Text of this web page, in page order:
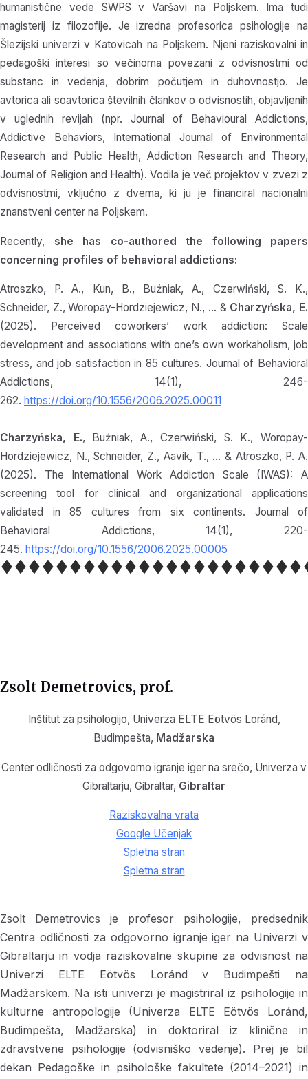
humanistične vede SWPS v Varšavi na Poljskem. Ima tudi
magisterij iz filozofije. Je izredna profesorica psihologije na
Šlezijski univerzi v Katovicah na Poljskem. Njeni raziskovalni in
pedagoški interesi so večinoma povezani z odvisnostmi od
substanc in vedenja, dobrim počutjem in duhovnostjo. Je
avtorica ali soavtorica številnih člankov o odvisnostih, objavljenih
v uglednih revijah (npr. Journal of Behavioural Addictions,
Addictive Behaviors, International Journal of Environmental
Research and Public Health, Addiction Research and Theory,
Journal of Religion and Health). Vodila je več projektov v zvezi z
odvisnostmi, vključno z dvema, ki ju je financiral nacionalni
znanstveni center na Poljskem.
Recently, she has co-authored the following papers
concerning profiles of behavioral addictions:
Atroszko, P. A., Kun, B., Buźniak, A., Czerwiński, S. K.,
Schneider, Z., Woropay-Hordziejewicz, N., … & Charzyńska, E.
(2025). Perceived coworkers’ work addiction: Scale
development and associations with one’s own workaholism, job
stress, and job satisfaction in 85 cultures. Journal of Behavioral
Addictions, 14(1), 246-
262. https://doi.org/10.1556/2006.2025.00011
Charzyńska, E., Buźniak, A., Czerwiński, S. K., Woropay-
Hordziejewicz, N., Schneider, Z., Aavik, T., … & Atroszko, P. A.
(2025). The International Work Addiction Scale (IWAS): A
screening tool for clinical and organizational applications
validated in 85 cultures from six continents. Journal of
Behavioral Addictions, 14(1), 220-
245. https://doi.org/10.1556/2006.2025.00005
Zsolt Demetrovics, prof.
Inštitut za psihologijo, Univerza ELTE Eötvös Loránd,
Budimpešta, Madžarska
Center odličnosti za odgovorno igranje iger na srečo, Univerza v
Gibraltarju, Gibraltar, Gibraltar
Raziskovalna vrata
Google Učenjak
Spletna stran
Spletna stran
Zsolt Demetrovics je profesor psihologije, predsednik
Centra odličnosti za odgovorno igranje iger na Univerzi v
Gibraltarju in vodja raziskovalne skupine za odvisnost na
Univerzi ELTE Eötvös Loránd v Budimpešti na
Madžarskem. Na isti univerzi je magistriral iz psihologije in
kulturne antropologije (Univerza ELTE Eötvös Loránd,
Budimpešta, Madžarska) in doktoriral iz klinične in
zdravstvene psihologije (odvisniško vedenje). Prej je bil
dekan Pedagoške in psihološke fakultete (2014–2021) in